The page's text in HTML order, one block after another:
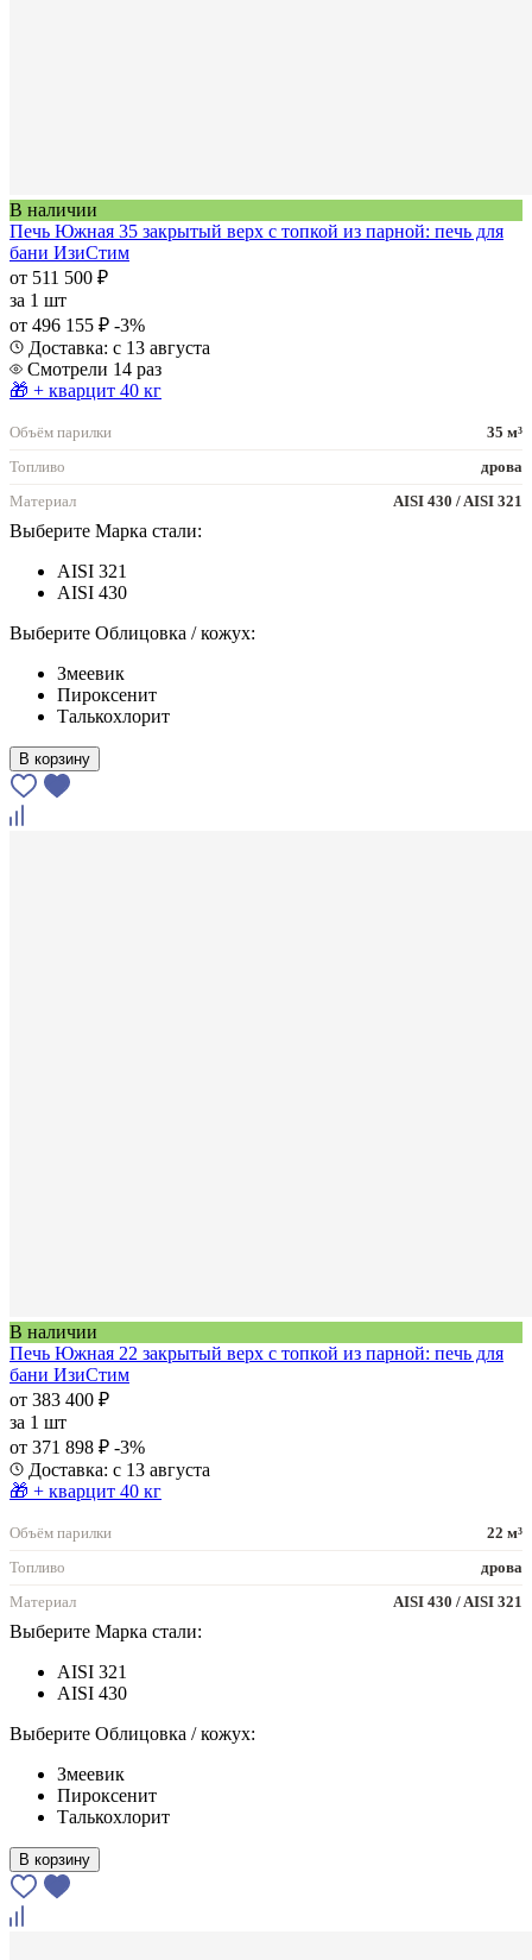
В наличии
Печь Южная 35 закрытый верх с топкой из парной: печь для
бани ИзиСтим
от 511 500 ₽
за 1 шт
от 496 155 ₽ -3%
Доставка: с 13 августа
Смотрели 14 раз
🎁 + кварцит 40 кг
Объём парилки
35 м³
Топливо
дрова
Материал
AISI 430 / AISI 321
Выберите Марка стали:
AISI 321
AISI 430
Выберите Облицовка / кожух:
Змеевик
Пироксенит
Талькохлорит
В корзину
В наличии
Печь Южная 22 закрытый верх с топкой из парной: печь для
бани ИзиСтим
от 383 400 ₽
за 1 шт
от 371 898 ₽ -3%
Доставка: с 13 августа
🎁 + кварцит 40 кг
Объём парилки
22 м³
Топливо
дрова
Материал
AISI 430 / AISI 321
Выберите Марка стали:
AISI 321
AISI 430
Выберите Облицовка / кожух:
Змеевик
Пироксенит
Талькохлорит
В корзину